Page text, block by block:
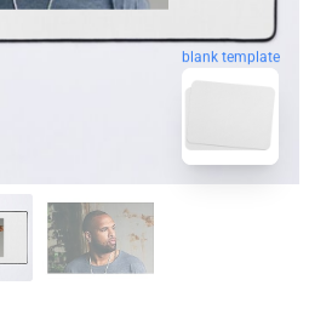
blank template